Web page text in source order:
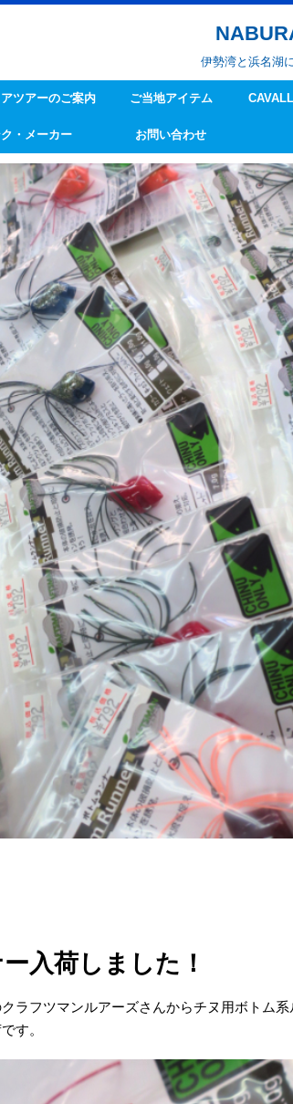
伊勢湾と浜名湖
ツアーのご案内 ご当地アイテム
ク・メーカー お問い合わせ
入荷しました！
ラフツマンルアーズさんからチヌ用ボトム
す。